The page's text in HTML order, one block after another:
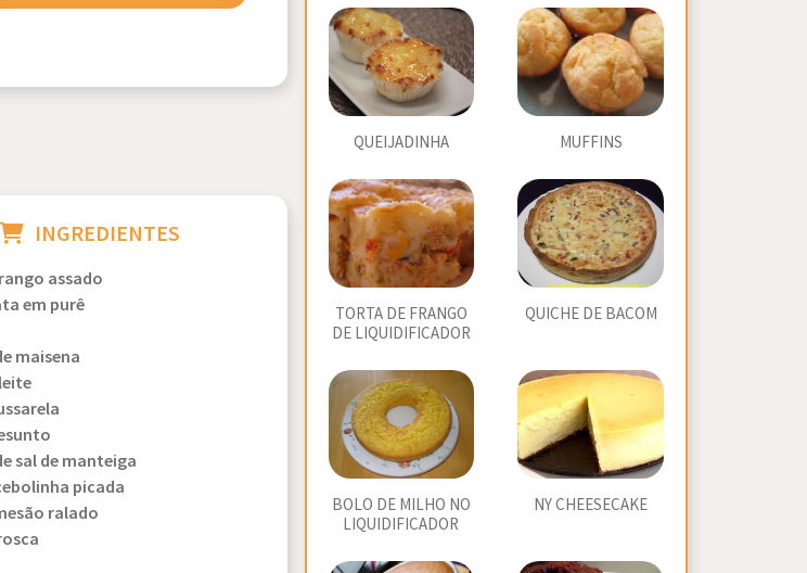
INGREDIENTES
assado
em purê
maisena
sal de manteiga
picada
ralado
QUEIJADINHA MUFFINS
TORTA DE FRANGO
DE LIQUIDIFICADOR
QUICHE DE BACOM
BOLO DE MILHO NO
LIQUIDIFICADOR
NY CHEESECAKE